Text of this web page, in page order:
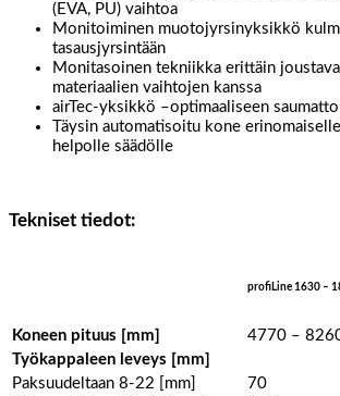
(EVA, PU) vaihtoa
Monitoiminen muotojyrsinyksikkö
tasausjyrsintään
Monitasoinen tekniikka erittäin
materiaalien vaihtojen kanssa
airTec-yksikkö –optimaaliseen
Täysin automatisoitu kone
helpolle säädölle
Tekniset tiedot:
profiLine 1630 –
Koneen pituus [mm]
4770 –
Työkappaleen leveys [mm]
Paksuudeltaan 8-22 [mm]
70